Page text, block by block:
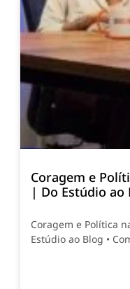
Coragem e
| Do Estúdio ao
Coragem e Política
Estúdio ao Blog •